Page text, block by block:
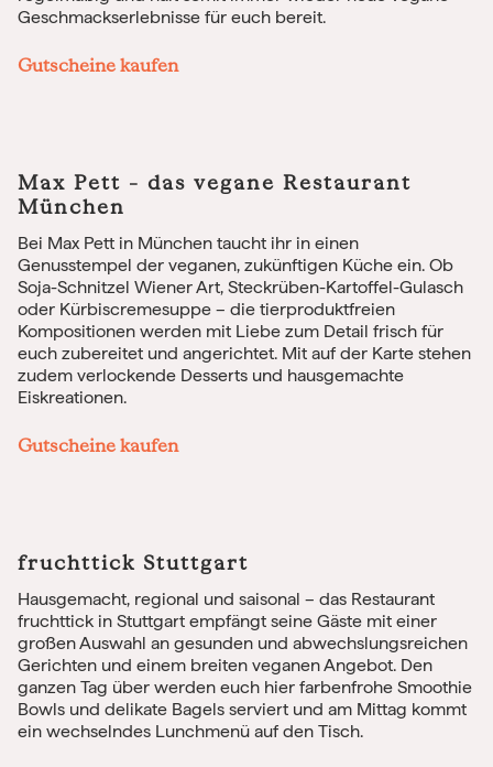
Geschmackserlebnisse für euch bereit.
Gutscheine kaufen
Max Pett – das vegane Restaurant
München
Bei Max Pett in München taucht ihr in einen
Genusstempel der veganen, zukünftigen Küche ein. Ob
Soja-Schnitzel Wiener Art, Steckrüben-Kartoffel-Gulasch
oder Kürbiscremesuppe – die tierproduktfreien
Kompositionen werden mit Liebe zum Detail frisch für
euch zubereitet und angerichtet. Mit auf der Karte stehen
zudem verlockende Desserts und hausgemachte
Eiskreationen.
Gutscheine kaufen
fruchttick Stuttgart
Hausgemacht, regional und saisonal – das Restaurant
fruchttick in Stuttgart empfängt seine Gäste mit einer
großen Auswahl an gesunden und abwechslungsreichen
Gerichten und einem breiten veganen Angebot. Den
ganzen Tag über werden euch hier farbenfrohe Smoothie
Bowls und delikate Bagels serviert und am Mittag kommt
ein wechselndes Lunchmenü auf den Tisch.